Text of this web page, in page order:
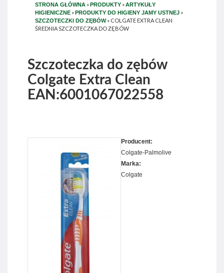
STRONA GŁÓWNA »PRODUKTY »ARTYKUŁY
HIGIENICZNE »PRODUKTY DO HIGIENY JAMY USTNEJ »
SZCZOTECZKI DO ZĘBÓW» COLGATE EXTRA CLEAN
ŚREDNIA SZCZOTECZKA DO ZĘBÓW
Szczoteczka do zębów
Colgate Extra Clean
EAN:6001067022558
Producent:
Colgate-Palmolive
Marka:
Colgate